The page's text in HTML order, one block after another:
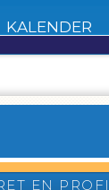
KALENDER